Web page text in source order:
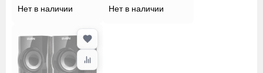
Нет в наличии Нет в наличии